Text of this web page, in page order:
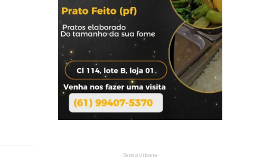
- Sereia Urbana -